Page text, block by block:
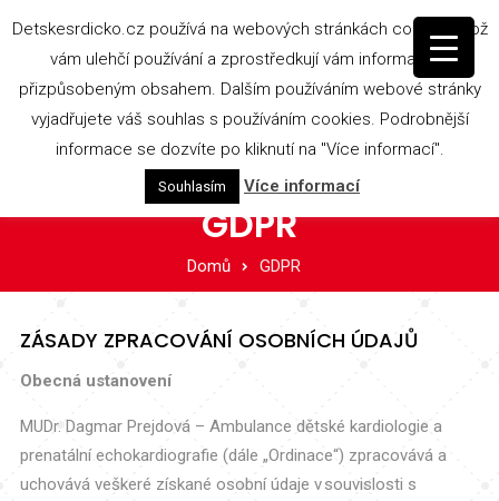
Adresa: Zacpalova 28, Opava
Lékař: +420 735 086 943
Sestra: +420 735 086 940
detskesrdicko@gmail.com
GDPR
Domů GDPR
ZÁSADY ZPRACOVÁNÍ OSOBNÍCH ÚDAJŮ
Obecná ustanovení
MUDr. Dagmar Prejdová – Ambulance dětské kardiologie a
prenatální echokardiografie (dále „Ordinace“) zpracovává a
uchovává veškeré získané osobní údaje v souvislosti s
Detskesrdicko.cz používá na webových stránkách cookies, což
vám ulehčí používání a zprostředkují vám informace s
přizpůsobeným obsahem. Dalším používáním webové stránky
vyjadřujete váš souhlas s používáním cookies. Podrobnější
informace se dozvíte po kliknutí na "Více informací".
Souhlasím Více informací